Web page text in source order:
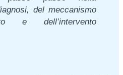
del meccanismo
e dell’intervento